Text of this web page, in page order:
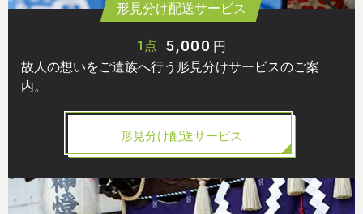
形見分け配送サービス
1点 5,000 円
故人の想いをご遺族へ行う形見分けサービスのご案
内。
形見分け配送サービス